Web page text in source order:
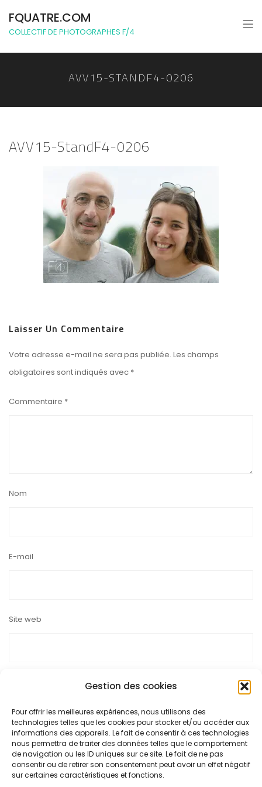
Gestion des cookies
Pour offrir les meilleures expériences, nous utilisons des
technologies telles que les cookies pour stocker et/ou accéder aux
informations des appareils. Le fait de consentir à ces technologies
nous permettra de traiter des données telles que le comportement
de navigation ou les ID uniques sur ce site. Le fait de ne pas
consentir ou de retirer son consentement peut avoir un effet négatif
sur certaines caractéristiques et fonctions.
FQUATRE.COM
COLLECTIF DE PHOTOGRAPHES F/4
AVV15-STANDF4-0206
AVV15-StandF4-0206
Laisser Un Commentaire
Votre adresse e-mail ne sera pas publiée. Les champs
obligatoires sont indiqués avec *
Commentaire *
Nom
E-mail
Site web
Ce site utilise Akismet pour réduire les indésirables.
plus sur la façon dont les données de vos commentaires sont
traitées.